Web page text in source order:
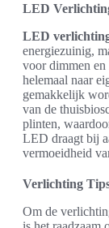
LED
LED
energiezuinig,
voor dimmen
helemaal naar
gemakkelijk
van de
plinten,
LED draagt bij
vermoeidheid
Verlichting
Om de